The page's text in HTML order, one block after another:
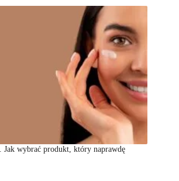
Jak wybrać produkt, który naprawdę